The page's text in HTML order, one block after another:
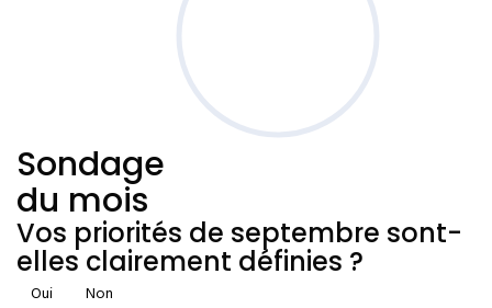
Sondage
du mois
Vos priorités de septembre sont-
elles clairement définies ?
Oui Non